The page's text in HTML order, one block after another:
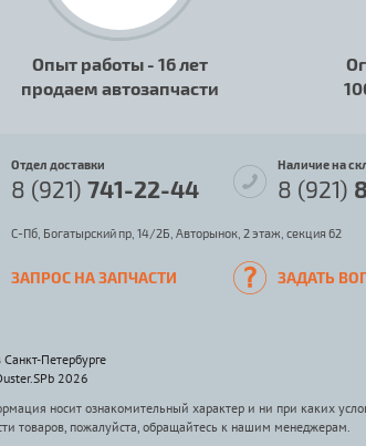
Опыт работы - 16 лет
продаем автозапчасти
Отдел доставки
8 (921) 741-22-44
Наличие на
8 (921)
С-Пб, Богатырский пр, 14/2Б, Авторынок, 2 этаж, секция 62
ЗАПРОС НА ЗАПЧАСТИ ЗАДАТЬ
Петербурге
2026
носит ознакомительный характер и ни при каких
товаров, пожалуйста, обращайтесь к нашим менеджерам.